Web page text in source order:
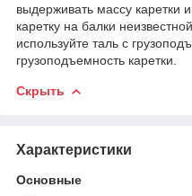
выдерживать массу каретки
каретку на балки
используйте таль с
грузоподъемность каретки.
Скрыть
Характеристики
Основные